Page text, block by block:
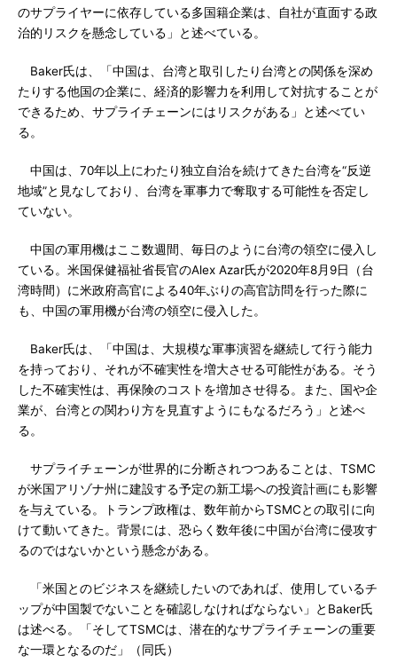
のサプライヤーに依存している多国籍企業は、自社が直面する政
治的リスクを懸念している」と述べている。
Baker氏は、「中国は、台湾と取引したり台湾との関係を深め
たりする他国の企業に、経済的影響力を利用して対抗することが
できるため、サプライチェーンにはリスクがある」と述べてい
る。
中国は、70年以上にわたり独立自治を続けてきた台湾を“反逆
地域”と見なしており、台湾を軍事力で奪取する可能性を否定し
ていない。
中国の軍用機はここ数週間、毎日のように台湾の領空に侵入し
ている。米国保健福祉省長官のAlex Azar氏が2020年8月9日（台
湾時間）に米政府高官による40年ぶりの高官訪問を行った際に
も、中国の軍用機が台湾の領空に侵入した。
Baker氏は、「中国は、大規模な軍事演習を継続して行う能力
を持っており、それが不確実性を増大させる可能性がある。そう
した不確実性は、再保険のコストを増加させ得る。また、国や企
業が、台湾との関わり方を見直すようにもなるだろう」と述べ
る。
サプライチェーンが世界的に分断されつつあることは、TSMC
が米国アリゾナ州に建設する予定の新工場への投資計画にも影響
を与えている。トランプ政権は、数年前からTSMCとの取引に向
けて動いてきた。背景には、恐らく数年後に中国が台湾に侵攻す
るのではないかという懸念がある。
「米国とのビジネスを継続したいのであれば、使用しているチ
ップが中国製でないことを確認しなければならない」とBaker氏
は述べる。「そしてTSMCは、潜在的なサプライチェーンの重要
な一環となるのだ」（同氏）